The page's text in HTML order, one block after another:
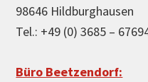
98646 Hildburghausen
Tel.: +49 (0) 3685 –
Büro Beetzendorf: